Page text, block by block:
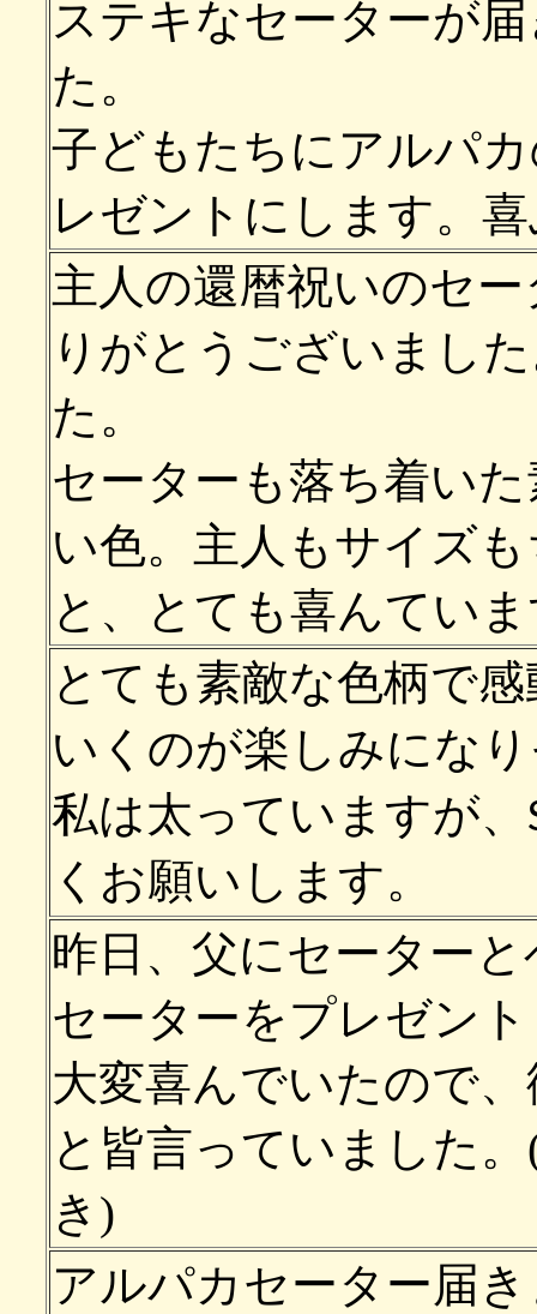
ステキなセーターが
た。
子どもたちにアルパ
レゼントにします。
主人の還暦祝いのセ
りがとうございまし
た。
セーターも落ち着い
い色。主人もサイズ
と、とても喜んてい
とても素敵な色柄で
いくのが楽しみにな
私は太っていますが
くお願いします。
昨日、父にセーター
セーターをプレゼン
大変喜んでいたので
と皆言っていました
き)
アルパカセーター届